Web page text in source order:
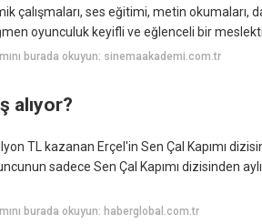
çalışmaları, ses eğitimi, metin okumaları,
oyunculuk keyifli ve eğlenceli bir
burada okuyun: sinemaakademi.com.tr
alıyor?
TL kazanan Erçel'in Sen Çal Kapımı
sadece Sen Çal Kapımı dizisinden
burada okuyun: haberglobal.com.tr